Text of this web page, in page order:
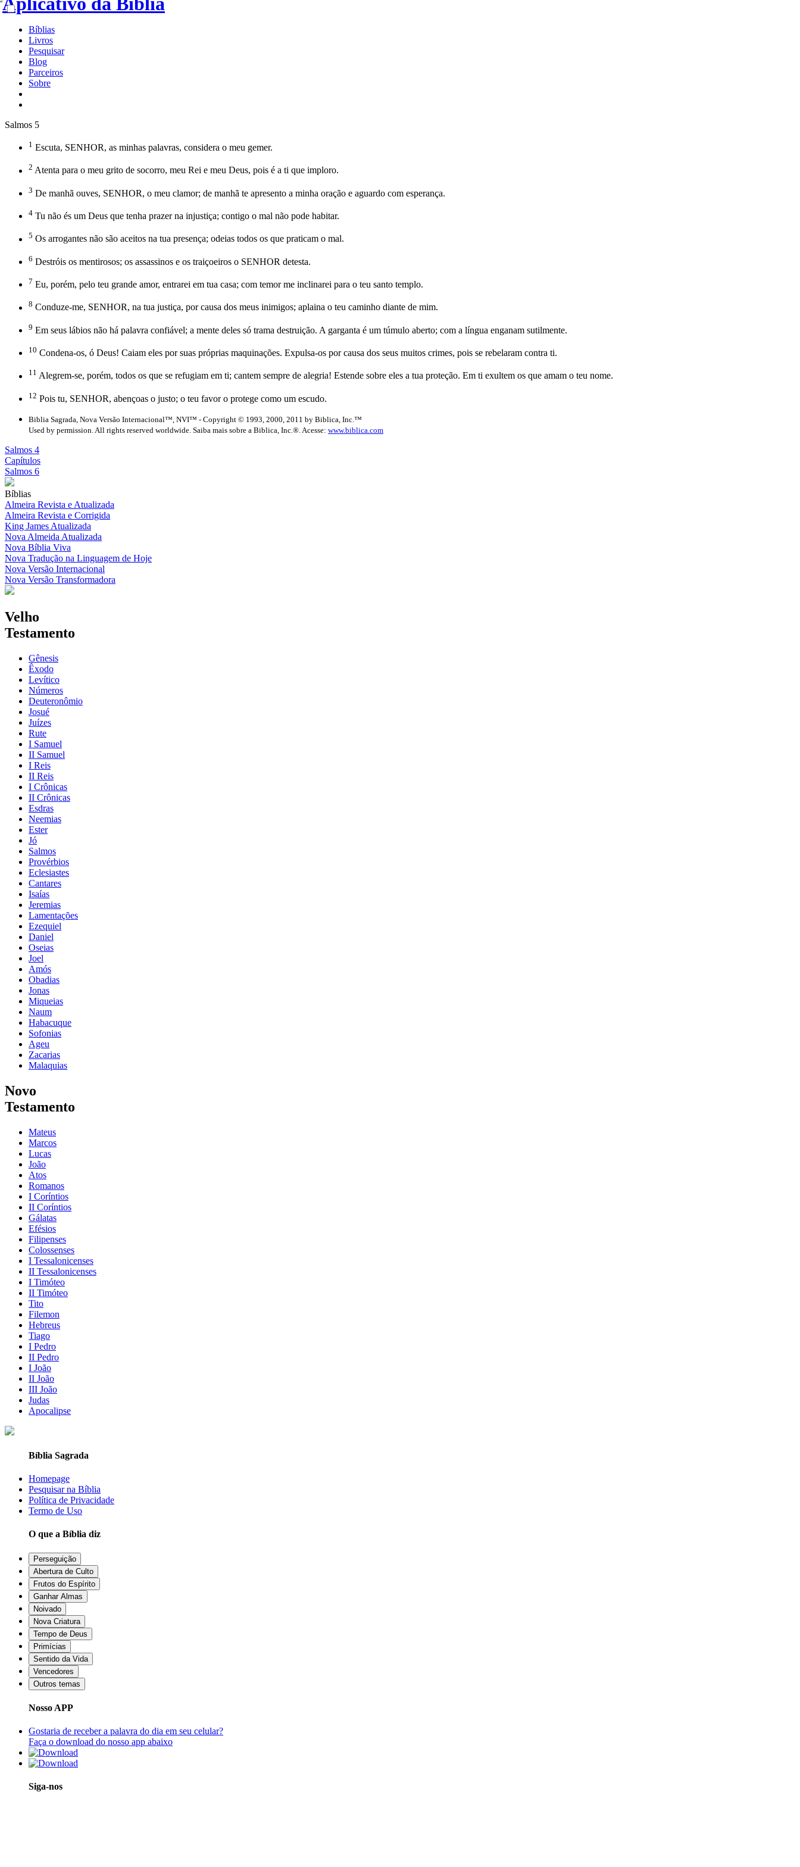
Bíblias
Livros
Pesquisar
Blog
Parceiros
Sobre
Salmos 5
1 Escuta, SENHOR, as minhas palavras, considera o meu gemer.
2 Atenta para o meu grito de socorro, meu Rei e meu Deus, pois é a ti que imploro.
3 De manhã ouves, SENHOR, o meu clamor; de manhã te apresento a minha oração e aguardo com esperança.
4 Tu não és um Deus que tenha prazer na injustiça; contigo o mal não pode habitar.
5 Os arrogantes não são aceitos na tua presença; odeias todos os que praticam o mal.
6 Destróis os mentirosos; os assassinos e os traiçoeiros o SENHOR detesta.
7 Eu, porém, pelo teu grande amor, entrarei em tua casa; com temor me inclinarei para o teu santo templo.
8 Conduze-me, SENHOR, na tua justiça, por causa dos meus inimigos; aplaina o teu caminho diante de mim.
9 Em seus lábios não há palavra confiável; a mente deles só trama destruição. A garganta é um túmulo aberto; com a língua enganam sutilmente.
10 Condena-os, ó Deus! Caiam eles por suas próprias maquinações. Expulsa-os por causa dos seus muitos crimes, pois se rebelaram contra ti.
11 Alegrem-se, porém, todos os que se refugiam em ti; cantem sempre de alegria! Estende sobre eles a tua proteção. Em ti exultem os que amam o teu nome.
12 Pois tu, SENHOR, abençoas o justo; o teu favor o protege como um escudo.
Biblia Sagrada, Nova Versão Internacional™, NVI™ - Copyright © 1993, 2000, 2011 by Biblica, Inc.™
Used by permission. All rights reserved worldwide. Saiba mais sobre a Biblica, Inc.®. Acesse: www.biblica.com
Salmos 4
Capítulos
Salmos 6
Bíblias
Almeira Revista e Atualizada
Almeira Revista e Corrigida
King James Atualizada
Nova Almeida Atualizada
Nova Bíblia Viva
Nova Tradução na Linguagem de Hoje
Nova Versão Internacional
Nova Versão Transformadora
Velho
Testamento
Gênesis
Êxodo
Levítico
Números
Deuteronômio
Josué
Juízes
Rute
I Samuel
II Samuel
I Reis
II Reis
I Crônicas
II Crônicas
Esdras
Neemias
Ester
Jó
Salmos
Provérbios
Eclesiastes
Cantares
Isaías
Jeremias
Lamentações
Ezequiel
Daniel
Oseias
Joel
Amós
Obadias
Jonas
Miqueias
Naum
Habacuque
Sofonias
Ageu
Zacarias
Malaquias
Novo
Testamento
Mateus
Marcos
Lucas
João
Atos
Romanos
I Coríntios
II Coríntios
Gálatas
Efésios
Filipenses
Colossenses
I Tessalonicenses
II Tessalonicenses
I Timóteo
II Timóteo
Tito
Filemon
Hebreus
Tiago
I Pedro
II Pedro
I João
II João
III João
Judas
Apocalipse
Bíblia Sagrada
Homepage
Pesquisar na Bíblia
Política de Privacidade
Termo de Uso
O que a Bíblia diz
Perseguição
Abertura de Culto
Frutos do Espírito
Ganhar Almas
Noivado
Nova Criatura
Tempo de Deus
Primícias
Sentido da Vida
Vencedores
Outros temas
Nosso APP
Gostaria de receber a palavra do dia em seu celular?
Faça o download do nosso app abaixo
Siga-nos